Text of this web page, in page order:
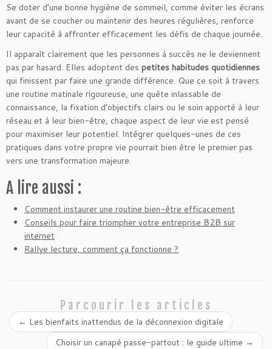
Se doter d’une bonne hygiène de sommeil, comme éviter les écrans
avant de se coucher ou maintenir des heures régulières, renforce
leur capacité à affronter efficacement les défis de chaque journée.
Il apparaît clairement que les personnes à succès ne le deviennent
pas par hasard. Elles adoptent des petites habitudes quotidiennes
qui finissent par faire une grande différence. Que ce soit à travers
une routine matinale rigoureuse, une quête inlassable de
connaissance, la fixation d’objectifs clairs ou le soin apporté à leur
réseau et à leur bien-être, chaque aspect de leur vie est pensé
pour maximiser leur potentiel. Intégrer quelques-unes de ces
pratiques dans votre propre vie pourrait bien être le premier pas
vers une transformation majeure.
A lire aussi :
Comment instaurer une routine bien-être efficacement
Conseils pour faire triompher votre entreprise B2B sur
internet
Rallye lecture, comment ça fonctionne ?
Parcourir les articles
← Les bienfaits inattendus de la déconnexion digitale
Choisir un canapé passe-partout : le guide ultime →